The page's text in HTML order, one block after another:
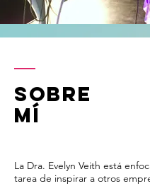
SOBRE
MÍ
La Dra. Evelyn Veith está
tarea de inspirar a otros